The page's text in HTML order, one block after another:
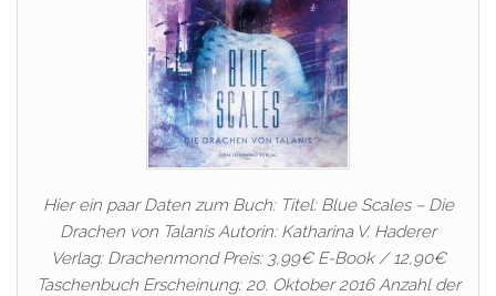
Hier ein paar Daten zum Buch: Titel: Blue Scales – Die
Drachen von Talanis Autorin: Katharina V. Haderer
Verlag: Drachenmond Preis: 3,99€ E-Book / 12,90€
Taschenbuch Erscheinung: 20. Oktober 2016 Anzahl der